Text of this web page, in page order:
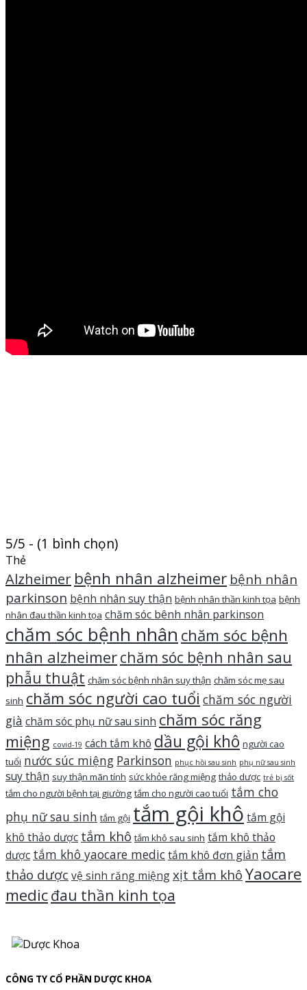
5/5 - (1 bình chọn)
Thẻ
Alzheimer bệnh nhân alzheimer bệnh nhân
parkinson bệnh nhân suy thận bệnh nhân thần kinh tọa bệnh
nhân đau thần kinh tọa chăm sóc bênh nhân parkinson
chăm sóc bệnh nhân chăm sóc bệnh
nhân alzheimerchăm sóc bệnh nhân sau
phẫu thuật chăm sóc bệnh nhân suy thận chăm sóc mẹ sau
sinh chăm sóc người cao tuổi chăm sóc người
già chăm sóc phụ nữ sau sinh chăm sóc răng
miệng covid-19 cách tắm khô dầu gội khô người cao
tuổi nước súc miệng Parkinson phục hồi sau sinh phụ nữ sau sinh
suy thận suy thận mãn tính sức khỏe răng miệng thảo dược trẻ bị sốt
tắm cho người bệnh tại giường tắm cho người cao tuổi tắm cho
phụ nữ sau sinh tắm gội tắm gội khô tắm gội
khô thảo dược tắm khô tắm khô sau sinh tắm khô thảo
dược tắm khô yaocare medictắm khô đơn giản tắm
thảo dược vệ sinh răng miệngxịt tắm khôYaocare
medicđau thần kinh tọa
CÔNG TY CỔ PHẦN DƯỢC KHOA